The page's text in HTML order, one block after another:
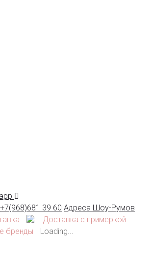
+7(968)681 39 60 Адреса Шоу-Румов
Доставка с примеркой
бренды
Loading...